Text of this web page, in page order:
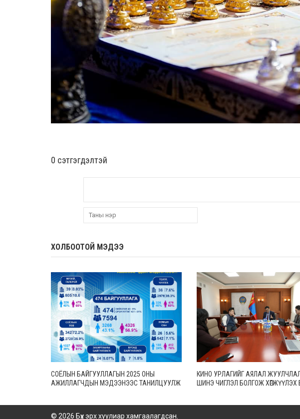
0 cэтгэгдэлтэй
ХОЛБООТОЙ МЭДЭЭ
СОЁЛЫН БАЙГУУЛЛАГЫН 2025 ОНЫ
АЖИЛЛАГЧДЫН МЭДЭЭНЭЭС ТАНИЛЦУУЛЖ
КИНО УРЛАГИЙГ АЯЛАЛ
ШИНЭ ЧИГЛЭЛ БОЛГОЖ ХӨГЖҮҮЛЭХ
© 2026 Бүх эрх хуулиар хамгаалагдсан.